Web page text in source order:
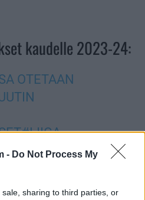
- Do Not Process My
sharing to third parties, or
kaudelle 2023-24:
OTETAAN
#LIIGA
Q6MCGXL8GH